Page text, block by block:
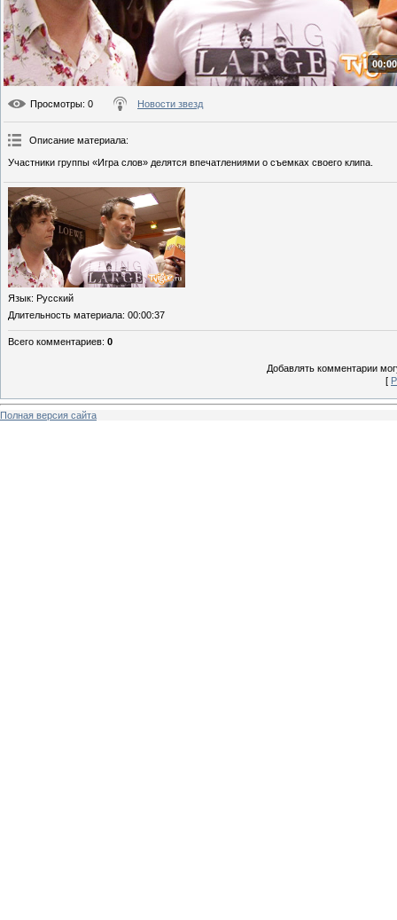
Просмотры: 0 Новости звезд
Описание материала:
Участники группы «Игра слов» делятся впечатлениями о съемках своего клипа.
Язык: Русский
Длительность материала: 00:00:37
Всего комментариев: 0
Добавлять комментарии
[
Полная версия сайта